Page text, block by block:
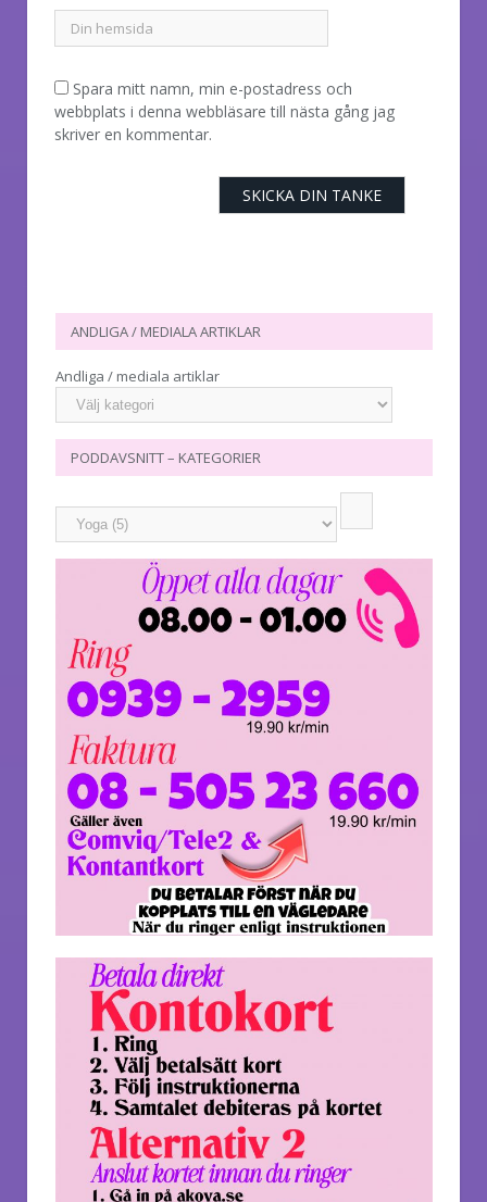
Spara mitt namn, min e-postadress och
webbplats i denna webbläsare till nästa gång jag
skriver en kommentar.
ANDLIGA / MEDIALA ARTIKLAR
Andliga / mediala artiklar
PODDAVSNITT – KATEGORIER